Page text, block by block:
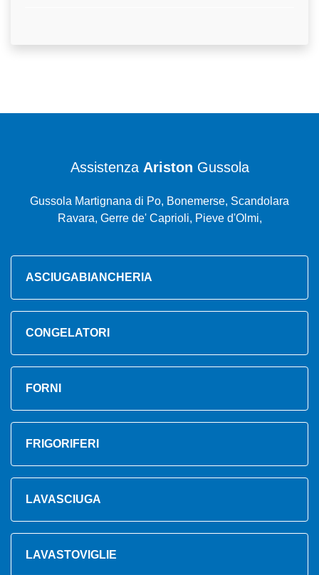
Assistenza Ariston Gussola
Gussola Martignana di Po, Bonemerse, Scandolara
Ravara, Gerre de' Caprioli, Pieve d'Olmi,
ASCIUGABIANCHERIA
CONGELATORI
FORNI
FRIGORIFERI
LAVASCIUGA
LAVASTOVIGLIE